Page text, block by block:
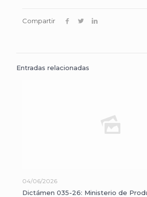
Compartir
Entradas relacionadas
04/06/2026
Dictámen 035-26: Ministerio de